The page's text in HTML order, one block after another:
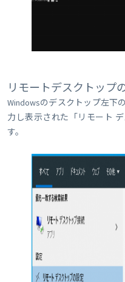
リモートデスクトップ
Windowsのデスクトップ左下
力し表示された「リモート
す。